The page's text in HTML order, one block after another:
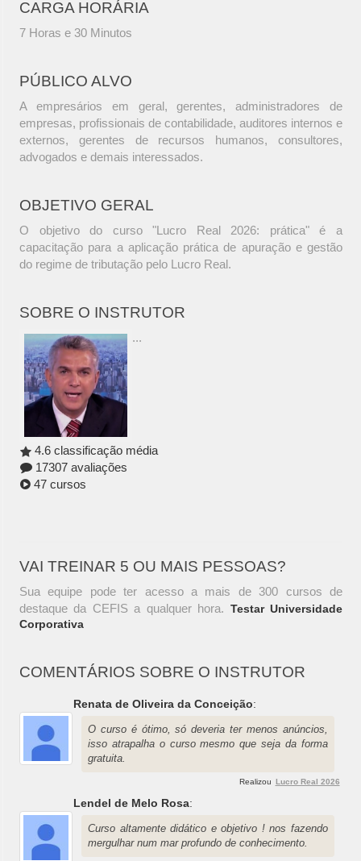
CARGA HORÁRIA
7 Horas e 30 Minutos
PÚBLICO ALVO
A empresários em geral, gerentes, administradores de
empresas, profissionais de contabilidade, auditores internos e
externos, gerentes de recursos humanos, consultores,
advogados e demais interessados.
OBJETIVO GERAL
O objetivo do curso "Lucro Real 2026: prática" é a
capacitação para a aplicação prática de apuração e gestão
do regime de tributação pelo Lucro Real.
SOBRE O INSTRUTOR
...
4.6 classificação média
17307 avaliações
47 cursos
VAI TREINAR 5 OU MAIS PESSOAS?
Sua equipe pode ter acesso a mais de 300 cursos de
destaque da CEFIS a qualquer hora. Testar Universidade
Corporativa
COMENTÁRIOS SOBRE O INSTRUTOR
Renata de Oliveira da Conceição:
O curso é ótimo, só deveria ter menos anúncios,
isso atrapalha o curso mesmo que seja da forma
gratuita.
Realizou Lucro Real 2026
Lendel de Melo Rosa:
Curso altamente didático e objetivo ! nos fazendo
mergulhar num mar profundo de conhecimento.